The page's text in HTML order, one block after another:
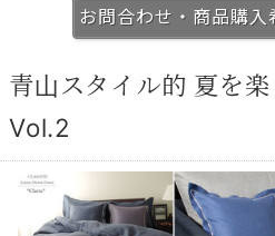
お問合わせ・商品購入
青山スタイル的 夏を
Vol.2